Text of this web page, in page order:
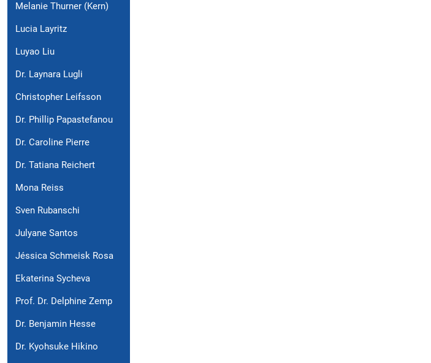
Melanie Thurner (Kern)
Lucia Layritz
Luyao Liu
Dr. Laynara Lugli
Christopher Leifsson
Dr. Phillip Papastefanou
Dr. Caroline Pierre
Dr. Tatiana Reichert
Mona Reiss
Sven Rubanschi
Julyane Santos
Jéssica Schmeisk Rosa
Ekaterina Sycheva
Prof. Dr. Delphine Zemp
Dr. Benjamin Hesse
Dr. Kyohsuke Hikino